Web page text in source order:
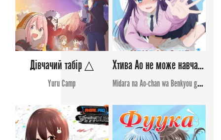
Дівчачий табір △
Yuru Camp
Хтива Ао не може навчатись
Midara na Ao-chan wa Benkyou ga Dekinai